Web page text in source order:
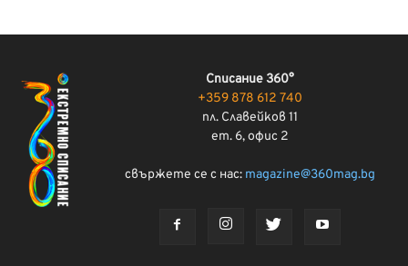
Списание 360°
+359 878 612 740
пл. Славейков 11
ет. 6, офис 2
свържете се с нас: magazine@360mag.bg